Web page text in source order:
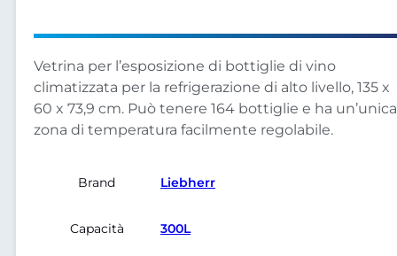
Vetrina per l’esposizione di bottiglie di vino
climatizzata per la refrigerazione di alto livello, 135 x
60 x 73,9 cm. Può tenere 164 bottiglie e ha un’unica
zona di temperatura facilmente regolabile.
Brand Liebherr
Capacità 300L